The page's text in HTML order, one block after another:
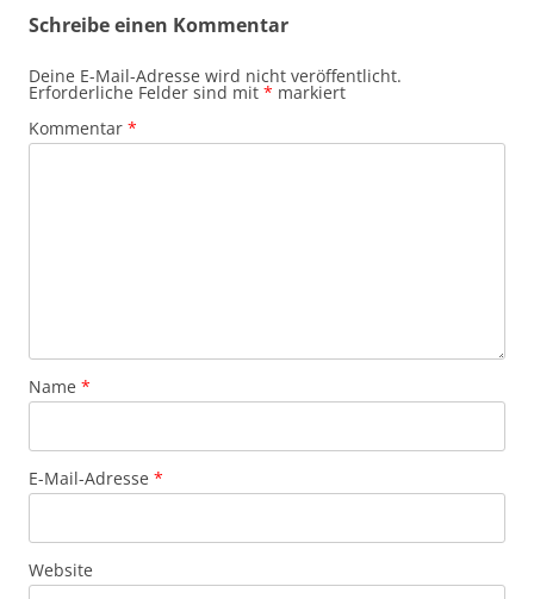
Schreibe einen Kommentar
Deine E-Mail-Adresse wird nicht veröffentlicht.
Erforderliche Felder sind mit * markiert
Kommentar *
Name *
E-Mail-Adresse *
Website